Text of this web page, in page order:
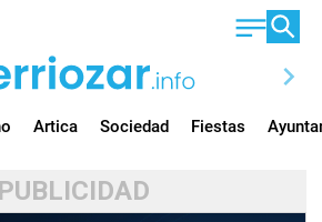
chevron_right
Artica Sociedad Fiestas
PUBLICIDAD